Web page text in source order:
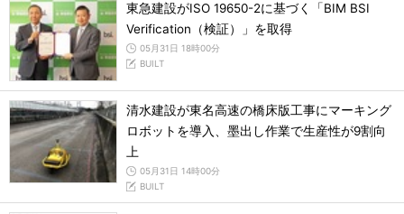
東急建設がISO 19650-2に基づく「BIM BSI
Verification（検証）」を取得
05月31日 18時00分
BUILT
清水建設が東名高速の橋床版工事にマーキング
ロボットを導入、墨出し作業で生産性が9割向
上
05月31日 14時00分
BUILT